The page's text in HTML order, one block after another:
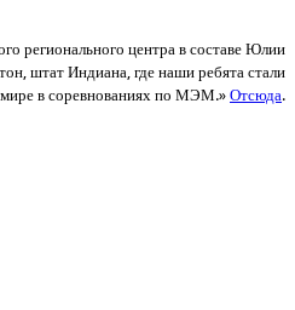
регионального центра в составе Юлии
штат Индиана, где наши ребята стали
в соревнованиях по МЭМ.» Отсюда.